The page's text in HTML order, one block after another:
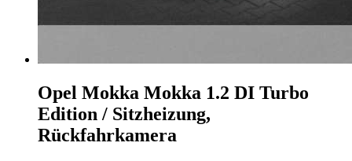
Opel Mokka Mokka 1.2 DI Turbo
Edition / Sitzheizung,
Rückfahrkamera